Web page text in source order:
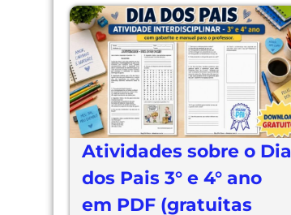
Atividades sobre o Dia
dos Pais 3° e 4° ano
em PDF (gratuitas